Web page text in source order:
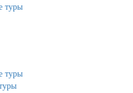
туры
туры